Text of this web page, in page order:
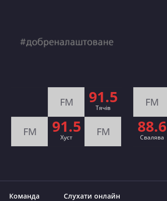
FM 91.5
Тячів
FM 91.5
Хуст FM
FM
88.6
Свалява
Команда Слухати онлайн